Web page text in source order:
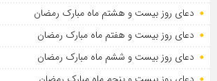
دعای روز بیست و هشتم ماه مبارک رمضان
دعای روز بیست و هفتم ماه مبارک رمضان
دعای روز بیست و ششم ماه مبارک رمضان